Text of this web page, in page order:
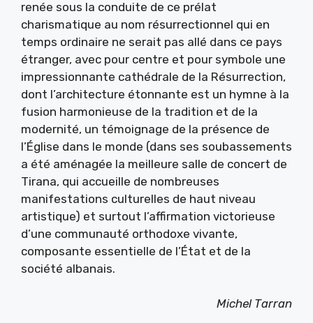
renée sous la conduite de ce prélat
charismatique au nom résurrectionnel qui en
temps ordinaire ne serait pas allé dans ce pays
étranger, avec pour centre et pour symbole une
impressionnante cathédrale de la Résurrection,
dont l’architecture étonnante est un hymne à la
fusion harmonieuse de la tradition et de la
modernité, un témoignage de la présence de
l’Église dans le monde (dans ses soubassements
a été aménagée la meilleure salle de concert de
Tirana, qui accueille de nombreuses
manifestations culturelles de haut niveau
artistique) et surtout l’affirmation victorieuse
d’une communauté orthodoxe vivante,
composante essentielle de l’État et de la
société albanais.
Michel Tarran